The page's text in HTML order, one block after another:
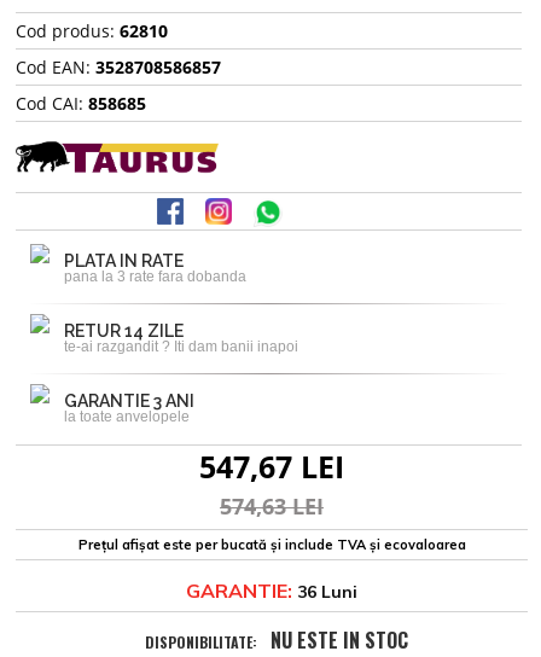
Cod produs: 62810
Cod EAN: 3528708586857
Cod CAI: 858685
PLATA IN RATE
pana la 3 rate fara dobanda
RETUR 14 ZILE
te-ai razgandit ? Iti dam banii inapoi
GARANTIE 3 ANI
la toate anvelopele
547,67 LEI
574,63 LEI
Prețul afișat este per bucată și include TVA și ecovaloarea
GARANTIE: 36 Luni
DISPONIBILITATE: NU ESTE IN STOC